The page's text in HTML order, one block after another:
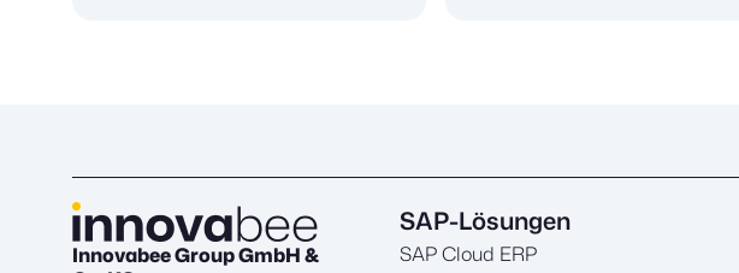
Innovabee Group GmbH &
SAP-Lösungen
SAP Cloud ERP